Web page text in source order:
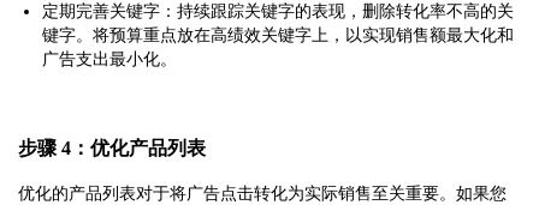
定期完善关键字：持续跟踪关键字的表现，删除转化率不高的关
键字。将预算重点放在高绩效关键字上，以实现销售额最大化和
广告支出最小化。
步骤 4：优化产品列表
优化的产品列表对于将广告点击转化为实际销售至关重要。如果您